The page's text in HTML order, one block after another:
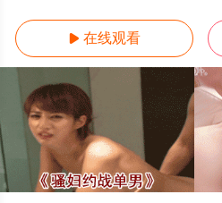
 在线观看